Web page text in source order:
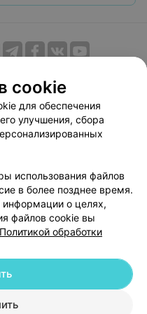
Публичный договор
Способы оплаты
103.by
cookie
данных
| 220012, Республика Беларусь,
cookie
для обеспечения
улучшения, сбора
использования файлов
в более позднее время.
информации о целях,
файлов cookie вы
Политикой обработки